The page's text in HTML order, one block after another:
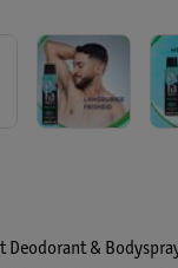
Deodorant &